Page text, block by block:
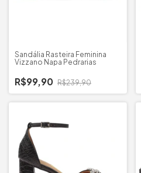
Sandália Rasteira Feminina
Vizzano Napa Pedrarias
R$99,90 R$239,90